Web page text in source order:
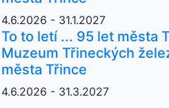
4.6.2026 - 31.1.2027
To to letí ... 95 let města
Muzeum Třineckých
města Třince
4.6.2026 - 31.3.2027